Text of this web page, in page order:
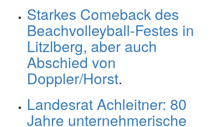
Starkes Comeback des
Beachvolleyball-Festes in
Litzlberg, aber auch
Abschied von
Doppler/Horst.
Landesrat Achleitner: 80
Jahre unternehmerische